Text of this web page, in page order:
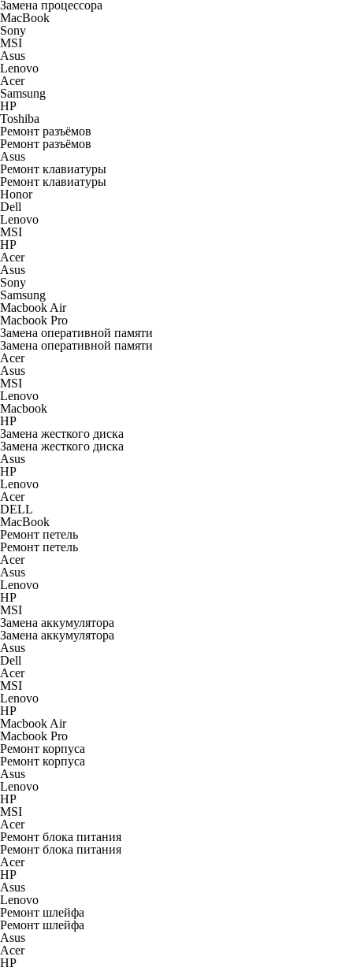
Замена процессора
MacBook
Sony
MSI
Asus
Lenovo
Acer
Samsung
HP
Toshiba
Ремонт разъёмов
Ремонт разъёмов
Asus
Ремонт клавиатуры
Ремонт клавиатуры
Honor
Dell
Lenovo
MSI
HP
Acer
Asus
Sony
Samsung
Macbook Air
Macbook Pro
Замена оперативной памяти
Замена оперативной памяти
Acer
Asus
MSI
Lenovo
Macbook
HP
Замена жесткого диска
Замена жесткого диска
Asus
HP
Lenovo
Acer
DELL
MacBook
Ремонт петель
Ремонт петель
Acer
Asus
Lenovo
HP
MSI
Замена аккумулятора
Замена аккумулятора
Asus
Dell
Acer
MSI
Lenovo
HP
Macbook Air
Macbook Pro
Ремонт корпуса
Ремонт корпуса
Asus
Lenovo
HP
MSI
Acer
Ремонт блока питания
Ремонт блока питания
Acer
HP
Asus
Lenovo
Ремонт шлейфа
Ремонт шлейфа
Asus
Acer
HP